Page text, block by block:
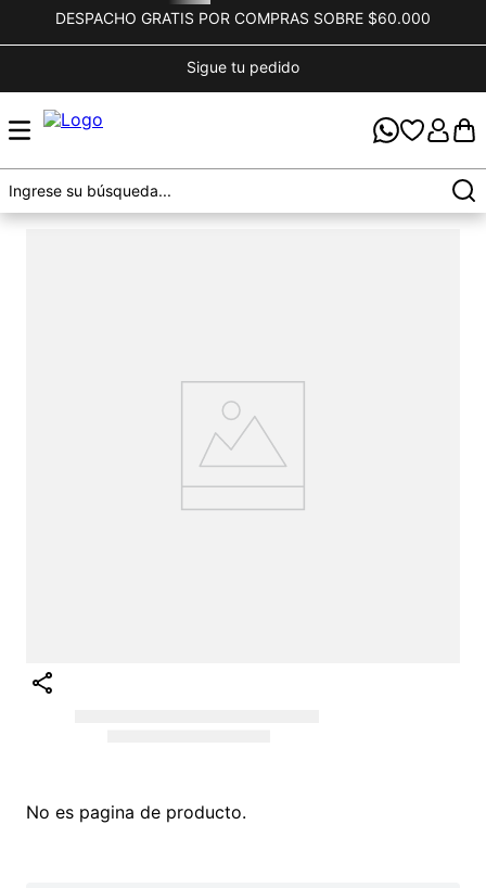
DESPACHO GRATIS POR COMPRAS SOBRE $60.000
Sigue tu pedido
No es pagina de producto.